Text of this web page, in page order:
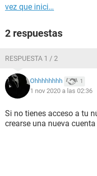
vez que inici…
2 respuestas
RESPUESTA 1 / 2
Ohhhhhhhh 1
1 nov 2020 a las 02:36
Si no tienes acceso a tu
crearse una nueva cuenta